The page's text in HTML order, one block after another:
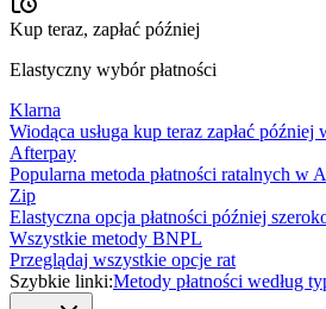
Kup teraz, zapłać później
Elastyczny wybór płatności
Klarna
Wiodąca usługa kup teraz zapłać później
Afterpay
Popularna metoda płatności ratalnych w
Zip
Elastyczna opcja płatności później
Wszystkie metody BNPL
Przeglądaj wszystkie opcje rat
Szybkie linki:Metody płatności według